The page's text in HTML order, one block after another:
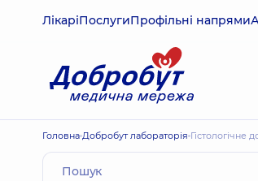
ЛікаріПослугиПрофільні напрями
Головна Добробут лабораторія